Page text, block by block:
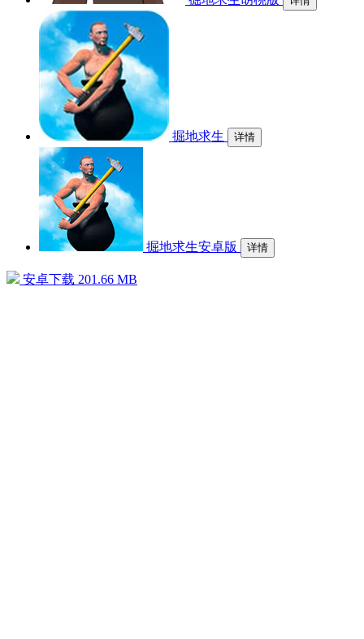
掘地求生 详情
掘地求生安卓版 详情
安卓下载 201.66 MB